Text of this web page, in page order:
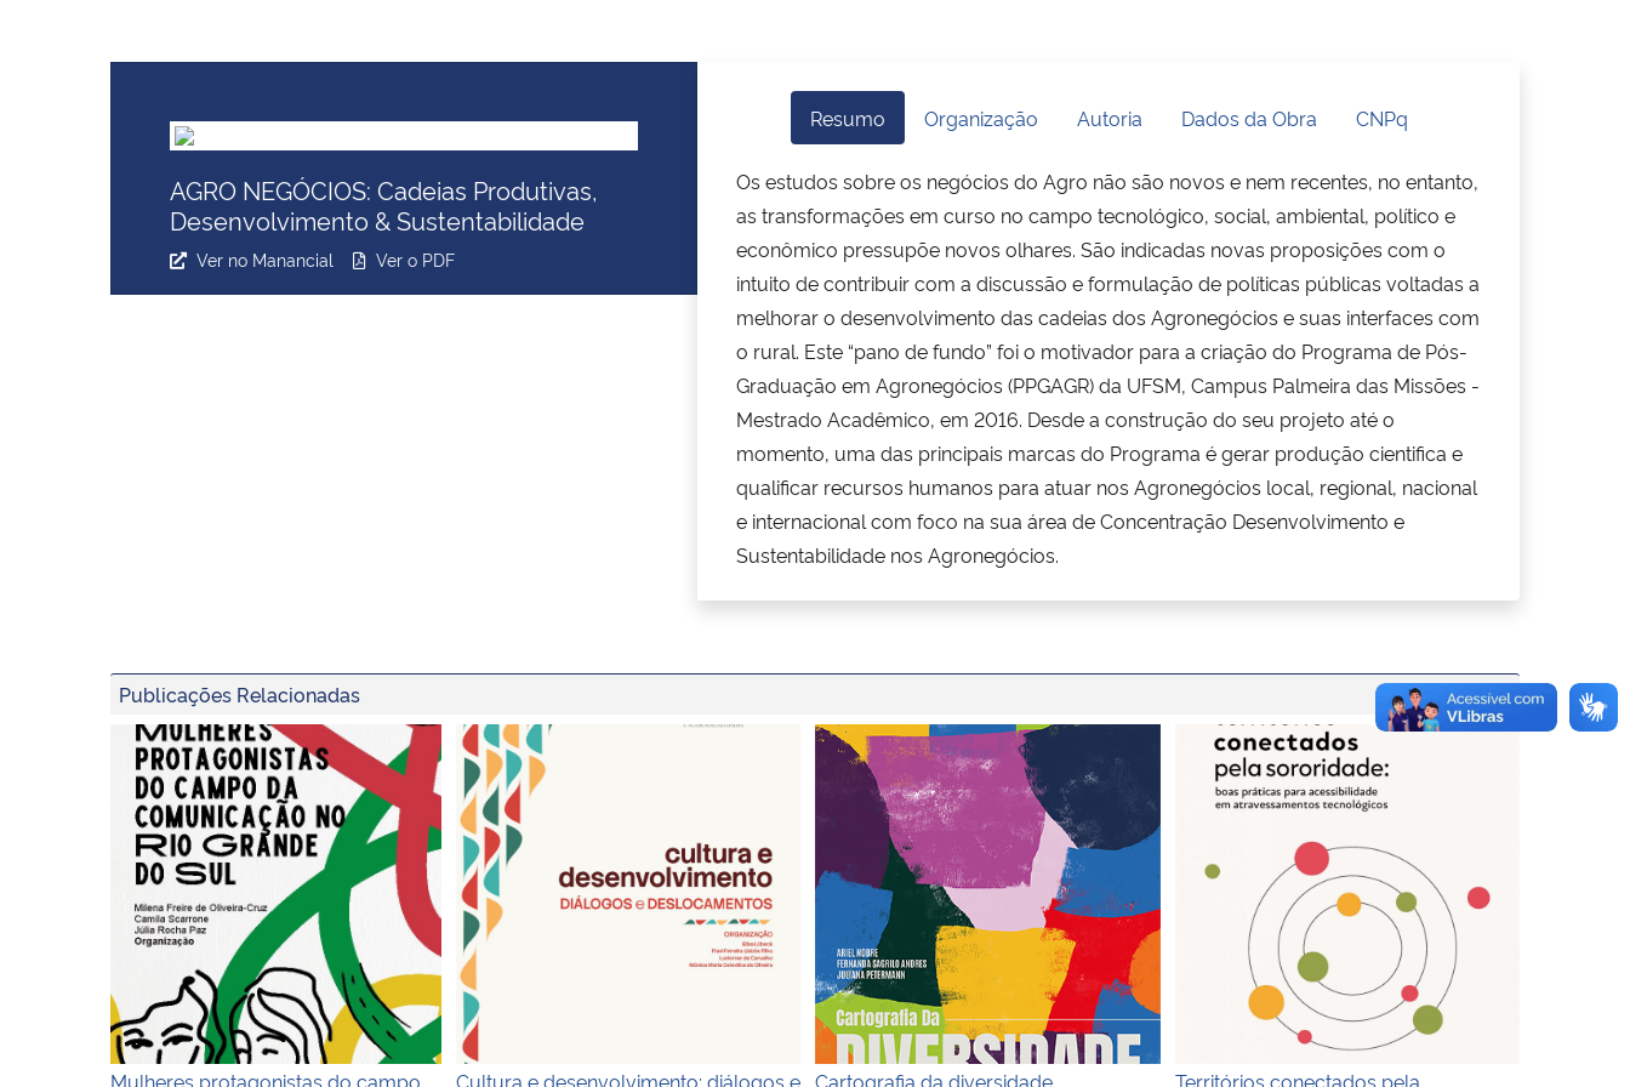
AGRO NEGÓCIOS: Cadeias Produtivas,
Desenvolvimento & Sustentabilidade
Ver no Manancial Ver o PDF
Resumo Organização Autoria Dados da Obra CNPq
Os estudos sobre os negócios do Agro não são novos e nem recentes, no entanto,
as transformações em curso no campo tecnológico, social, ambiental, político e
econômico pressupõe novos olhares. São indicadas novas proposições com o
intuito de contribuir com a discussão e formulação de políticas públicas voltadas a
melhorar o desenvolvimento das cadeias dos Agronegócios e suas interfaces com
o rural. Este “pano de fundo” foi o motivador para a criação do Programa de Pós-
Graduação em Agronegócios (PPGAGR) da UFSM, Campus Palmeira das Missões -
Mestrado Acadêmico, em 2016. Desde a construção do seu projeto até o
momento, uma das principais marcas do Programa é gerar produção cientifica e
qualificar recursos humanos para atuar nos Agronegócios local, regional, nacional
e internacional com foco na sua área de Concentração Desenvolvimento e
Sustentabilidade nos Agronegócios.
Publicações Relacionadas
Capa do ebook
Mulheres protagonistas do campo
Capa
Cultura e desenvolvimento: diálogos e
Cartografia da diversidade
Cartografia da diversidade
Territórios conectados pela sororidade
Territórios conectados pela